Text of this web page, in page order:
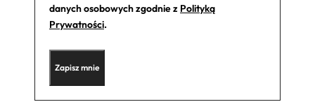
danych osobowych zgodnie z Polityką
Prywatności.